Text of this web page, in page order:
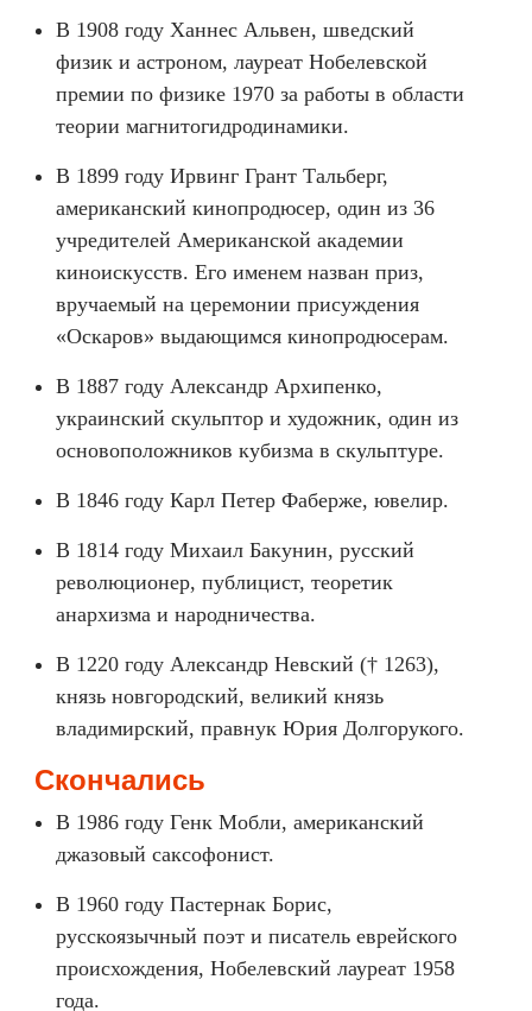
В 1908 году Ханнес Альвен, шведский
физик и астроном, лауреат Нобелевской
премии по физике 1970 за работы в области
теории магнитогидродинамики.
В 1899 году Ирвинг Грант Тальберг,
американский кинопродюсер, один из 36
учредителей Американской академии
киноискусств. Его именем назван приз,
вручаемый на церемонии присуждения
«Оскаров» выдающимся кинопродюсерам.
В 1887 году Александр Архипенко,
украинский скульптор и художник, один из
основоположников кубизма в скульптуре.
В 1846 году Карл Петер Фаберже, ювелир.
В 1814 году Михаил Бакунин, русский
революционер, публицист, теоретик
анархизма и народничества.
В 1220 году Александр Невский († 1263),
князь новгородский, великий князь
владимирский, правнук Юрия Долгорукого.
Скончались
В 1986 году Генк Мобли, американский
джазовый саксофонист.
В 1960 году Пастернак Борис,
русскоязычный поэт и писатель еврейского
происхождения, Нобелевский лауреат 1958
года.